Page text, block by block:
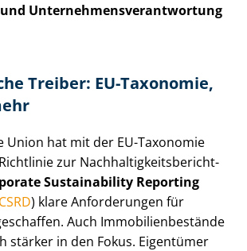
Un­ter­neh­mens­ver­ant­wor­tung
Treiber: EU-Taxonomie,
Union hat mit der EU-Taxonomie
zur Nach­hal­tig­keits­be­richt­
Sustainability Reporting
CSRD) klare Anforderungen für
Auch Im­mo­bi­li­en­be­stän­de
stärker in den Fokus. Eigentümer